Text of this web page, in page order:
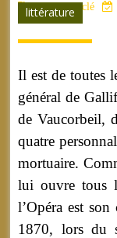
littérature
aucun mot clé
Il est de toutes
général de
de Vaucorbeil,
quatre
mortuaire.
lui ouvre tous
l’Opéra est
1870, lors du